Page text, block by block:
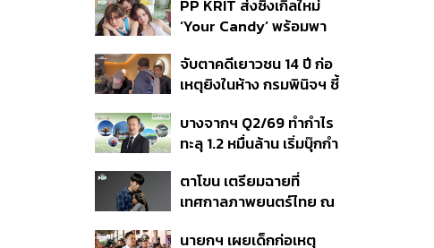
ปมค้นประวัติคดีกราดยิงที่
สหรัฐฯ
PP KRIT ส่งซิงเกิลใหม่
‘Your Candy’ พร้อมพา
สิกวิดีโอ
จับตาคดีเยาวชน 14 ปี ก่อ
เหตุยิงในห้าง กรมพินิจฯ ชี้
เนื่อง ประเมินปล่อยตัว
บางจากฯ Q2/69 ทำกำไร
ทะลุ 1.2 หมื่นล้าน เริ่มบุ๊กกำ
แรก หนุนรายได้ครึ่งปีทะลุ
3.2 แสนล้าน
ตาโขน เตรียมฉายที่
เทศกาลภาพยนตร์ไทย ณ
นายกฯ เผยเด็กก่อเหตุ